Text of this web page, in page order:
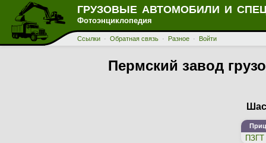
ГРУЗОВЫЕ АВТОМОБИЛИ И
Фотоэнциклопедия
Ссылки · Обратная связь · Разное · Войти
Пермский завод